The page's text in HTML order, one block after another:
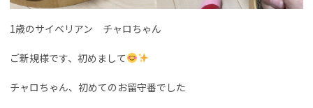
1歳のサイベリアン チャロちゃん
ご新規様です、初めまして
チャロちゃん、初めてのお留守番でした